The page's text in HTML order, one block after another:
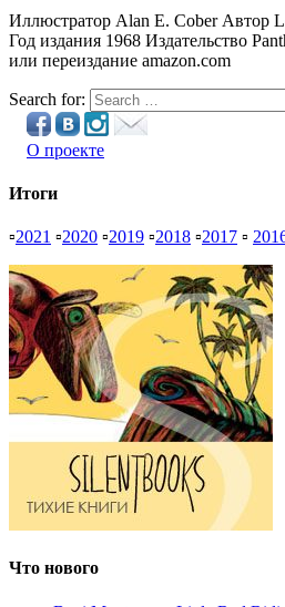
Иллюстратор Alan E. Cober Автор
Год издания 1968 Издательство
или переиздание amazon.com
Search for:
О проекте
Итоги
▫2021 ▫2020 ▫2019 ▫2018 ▫2017 ▫
Что нового